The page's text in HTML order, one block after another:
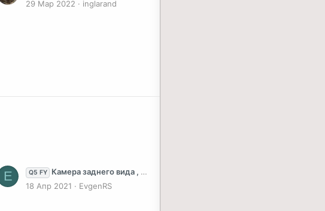
29 Мар 2022
inglarand
E Q5 FY
Камера заднего вида , (KA2) - Audi Q5 FY
18 Апр 2021
EvgenRS